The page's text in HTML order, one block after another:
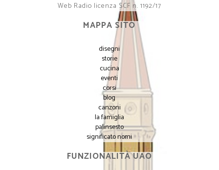
Web Radio licenza SCF n. 1192/17
MAPPA SITO
disegni
storie
cucina
eventi
corsi
blog
canzoni
la famiglia
palinsesto
significato nomi
FUNZIONALITÀ UAO